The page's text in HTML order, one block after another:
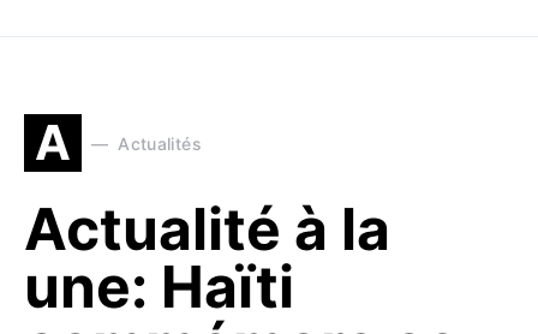
A Actualités
Actualité à la
une: Haïti